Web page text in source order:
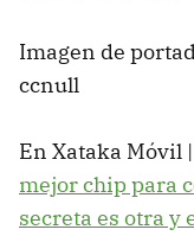
Imagen de
ccnull
En Xataka Móvil |
mejor chip para
secreta es otra y